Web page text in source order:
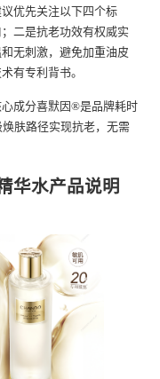
优先关注以下四个标
二是抗老功效有权威实
无刺激，避免加重油皮
有专利背书。
成分喜默因®是品牌耗时
肤路径实现抗老，无需
华水产品说明